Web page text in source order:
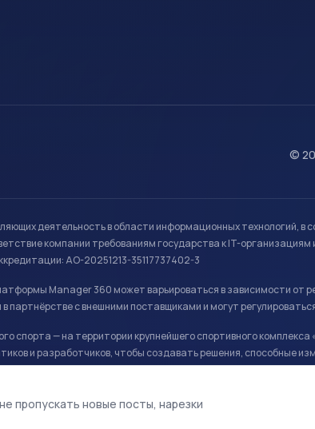
пропускать новые посты, нарезки
©
деятельность в области информационных технологий, в
компании требованиям государства к IT-организациям
АО-20251213-35117737402-3
Manager 360 может варьироваться в зависимости от
с внешними поставщиками и могут
спорта — на территории крупнейшего спортивного комплекса
и разработчиков, чтобы создавать решения, способные
арена, ул. Лужники 24с1.